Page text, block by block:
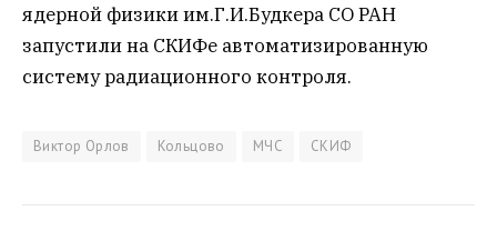
ядерной физики им.Г.И.Будкера СО РАН
запустили на СКИФе автоматизированную
систему радиационного контроля.
Виктор Орлов Кольцово МЧС СКИФ